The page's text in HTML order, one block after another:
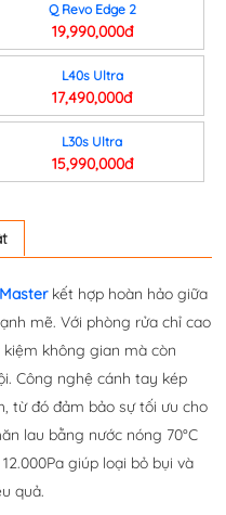
Q Revo Edge 2
19,990,000đ
L40s Ultra
17,490,000đ
L30s Ultra
15,990,000đ
kết hợp hoàn hảo giữa
mẽ. Với phòng rửa chỉ cao
không gian mà còn
Công nghệ cánh tay kép
từ đó đảm bảo sự tối ưu cho
lau bằng nước nóng 70°C
giúp loại bỏ bụi và
quả.